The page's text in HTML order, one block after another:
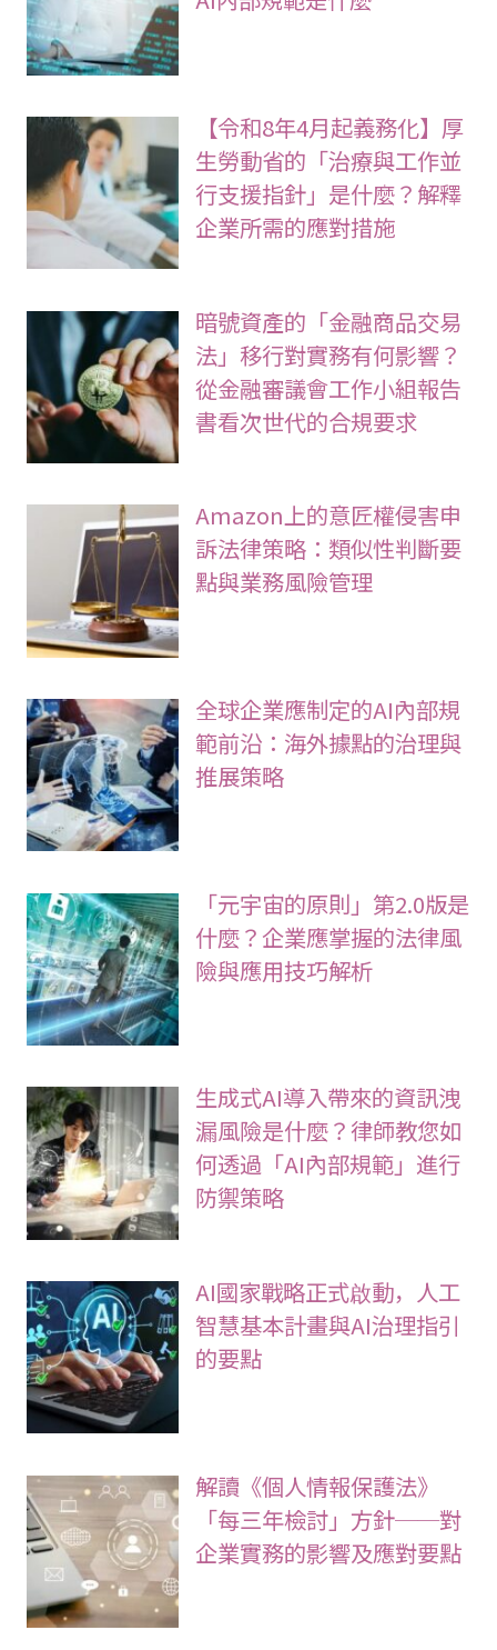
【令和8年4月起義務化】厚
生勞動省的「治療與工作並
行支援指針」是什麼？解釋
企業所需的應對措施
暗號資產的「金融商品交易
法」移行對實務有何影響？
從金融審議會工作小組報告
書看次世代的合規要求
Amazon上的意匠權侵害申
訴法律策略：類似性判斷要
點與業務風險管理
全球企業應制定的AI內部規
範前沿：海外據點的治理與
推展策略
「元宇宙的原則」第2.0版是
什麼？企業應掌握的法律風
險與應用技巧解析
生成式AI導入帶來的資訊洩
漏風險是什麼？律師教您如
何透過「AI內部規範」進行
防禦策略
AI國家戰略正式啟動，人工
智慧基本計畫與AI治理指引
的要點
解讀《個人情報保護法》
「每三年檢討」方針──對
企業實務的影響及應對要點